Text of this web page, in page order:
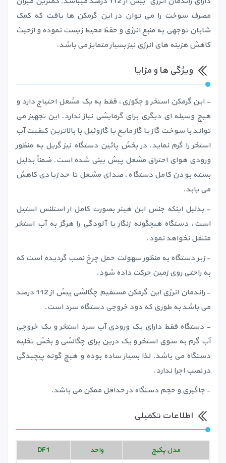
مصرف سوخت را می توان در این گرمکن ها یافت که کمک
شایان توجهی به منبع انرژی و حفظ محیط زیست نموده و ازحیث
کاهش هزینه های انرژی نیز بسیار متمایز می باشد.
ویژگی ها و مزایا
- این گرمکن استخر و جکوزی، فقط به یک مشعل احتیاج دارد و
هیچ وسیله ای دیگری برای گرمایشی نیاز ندارد. این تجهیز می
تواند با سوخت گاز یا گاز مایع یا گازوئیل با بالاترین کیفیت آب
استخر را گرم نماید. در بخش پائین دستگاه نیز گریل به منظور
ورودی هوای احتراق مشعل پیش بینی شده است. ضمناً بدلیل
بسته بودن کامل دستگاه، صدای مشعل تا حد زیادی کاهش
می یابد.
- بدلیل اینکه جنس این هیتر بصورت کامل ار استلنس استیل
است، دستگاه هیچگونه زنگار یا آلودگی را هرگز به آب استخر
منتقل نخواهد نمود.
- زیر دستگاه به منظور سهولت حمل چرخ نصب گردیده است که
به راحتی روی زمین حرکت داده شود.
- راندمان انرژی این گرمکن مستقیم چگالشی بیش از 112 درصد
می باشد به طوری که دود خروجی دستگاه سرد است.
- دستگاه فقط دارای یک ورودی آب سرد استخر و یک خروجی
آب گرم به سوی استخر و یک درین برای چگالشی و بخش تخلیه
دستگاه می باشد. لذا بسیار ساده بوده و هیچ گونه پیچیدگی
در نصب اجرا ندارد.
- جاگیری و حجم دستگاه در حداقل ممکن می باشد.
اطلاعات تکمیلی
مدل پکیج واحد
DF1